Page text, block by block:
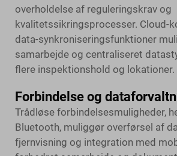
overholdelse af reguleringskrav og
kvalitetssikringsprocesser. Cloud-
data-synkroniseringsfunktioner
samarbejde og centraliseret
flere inspektionshold og lokationer.
Forbindelse og
Trådløse forbindelsesmuligheder,
Bluetooth, muliggør overførsel af
fjernvisning og integration med